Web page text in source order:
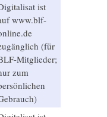
ist
www.blf-
(für
Mitglieder;
zum